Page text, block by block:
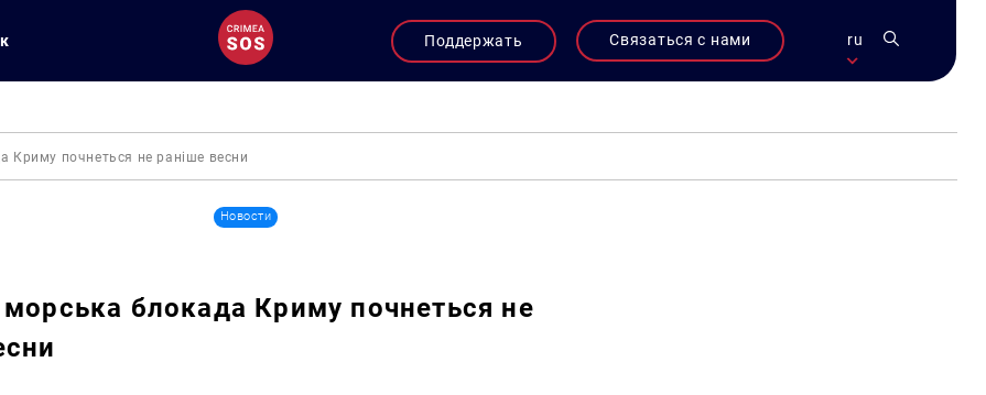
Поддержать Связаться с нами ru
Криму почнеться не раніше весни
Новости
блокада Криму почнеться не